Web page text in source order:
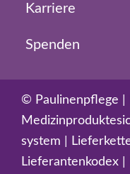
Karriere
Spenden
© Paulinenpflege
system
Lieferanten­kodex